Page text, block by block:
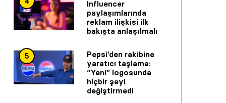
Influencer
paylaşımlarında
reklam ilişkisi ilk
bakışta anlaşılmalı
5
Pepsi’den rakibine
yaratıcı taşlama:
“Yeni” logosunda
hiçbir şeyi
değiştirmedi